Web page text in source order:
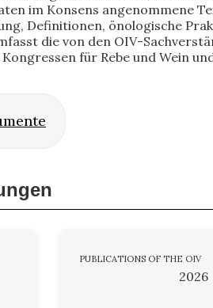
im Konsens angenommene
Definitionen, önologische
die von den OIV-
für Rebe und Wein
PUBLICATIONS OF THE OIV
2026